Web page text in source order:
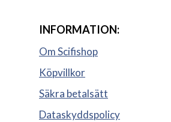
INFORMATION:
Om Scifishop
Köpvillkor
Säkra betalsätt
Dataskyddspolicy